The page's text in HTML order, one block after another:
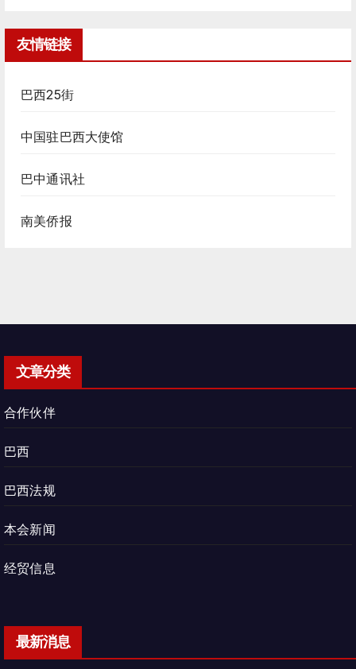
友情链接
巴西25街
中国驻巴西大使馆
巴中通讯社
南美侨报
文章分类
合作伙伴
巴西
巴西法规
本会新闻
经贸信息
最新消息